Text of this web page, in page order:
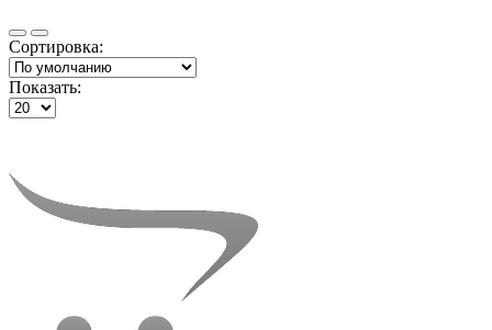
Сортировка:
Показать: